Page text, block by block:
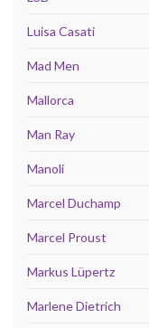
Luisa Casati
Mad Men
Mallorca
Man Ray
Manoli
Marcel Duchamp
Marcel Proust
Markus Lüpertz
Marlene Dietrich